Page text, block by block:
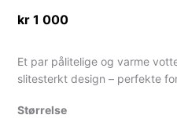
kr 1 000
Et par pålitelige og varme
slitesterkt design – perfekte
Størrelse